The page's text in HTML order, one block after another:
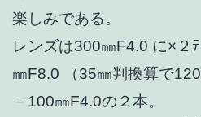
楽しみである。
レンズは300㎜F4.0 に×２
㎜F8.0 （35㎜判換算で
－100㎜F4.0の２本。